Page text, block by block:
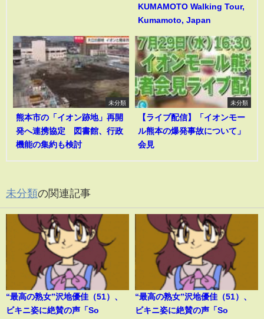
KUMAMOTO Walking Tour,
Kumamoto, Japan
未分類
熊本市の「イオン跡地」再開
発へ連携協定 図書館、行政
機能の集約も検討
未分類
【ライブ配信】「イオンモー
ル熊本の爆発事故について」
会見
未分類の関連記事
“最高の熟女”沢地優佳（51）、
ビキニ姿に絶賛の声「So
“最高の熟女”沢地優佳（51）、
ビキニ姿に絶賛の声「So